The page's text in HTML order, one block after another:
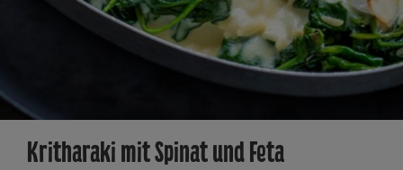
Kritharaki mit Spinat und Feta